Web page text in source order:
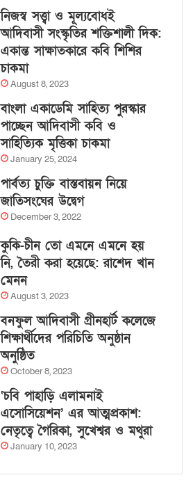
নিজস্ব সত্ত্বা ও মূল্যবোধই
আদিবাসী সংস্কৃতির শক্তিশালী দিক:
একান্ত সাক্ষাতকারে কবি শিশির
চাকমা
August 8, 2023
বাংলা একাডেমি সাহিত্য পুরস্কার
পাচ্ছেন আদিবাসী কবি ও
সাহিত্যিক মৃত্তিকা চাকমা
January 25, 2024
পার্বত্য চুক্তি বাস্তবায়ন নিয়ে
জাতিসংঘের উদ্বেগ
December 3, 2022
কুকি-চীন তো এমনে এমনে হয়
নি, তৈরী করা হয়েছে: রাশেদ খান
মেনন
August 3, 2023
বনফুল আদিবাসী গ্রীনহার্ট কলেজে
শিক্ষার্থীদের পরিচিতি অনুষ্ঠান
অনুষ্ঠিত
October 8, 2023
‘চবি পাহাড়ি এলামনাই
এসোসিয়েশন’ এর আত্মপ্রকাশ:
নেতৃত্বে গৈরিকা, সুখেশ্বর ও মথুরা
January 10, 2023